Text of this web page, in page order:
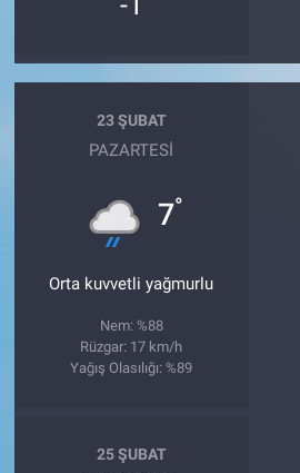
23 ŞUBAT
PAZARTESI
7°
Orta kuvvetli yağmurlu
Nem: %88
Rüzgar: 17 km/h
Yağış Olasılığı: %89
25 ŞUBAT